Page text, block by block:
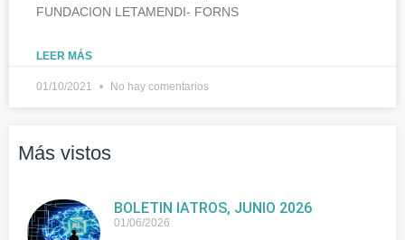
FUNDACION LETAMENDI- FORNS
LEER MÁS
01/10/2021 No hay comentarios
Más vistos
BOLETIN IATROS, JUNIO 2026
01/06/2026